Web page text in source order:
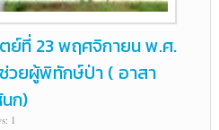
ย์ที่ 23 พฤศจิกายน พ.ศ.
วยผู้พิทักษ์ป่า ( อาสา
ก)
1